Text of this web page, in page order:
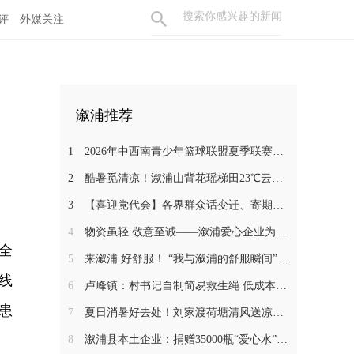
外媒关注
溆浦推荐
1 2026年中西南青少年篮球联盟夏季联赛在溆浦开幕
2 酷暑觅清凉！溆浦山背花瑶梯田23℃云海秘境引客来
3 【喜迎党代会】各界群众话变迁、寄期盼 静待溆浦发展新蓝图
4 物资虽轻 敬意至诚——溆浦爱心企业为环卫工人送去夏日清凉
5 来溆浦 好舒服！ “我与溆浦的舒服瞬间”文旅短视频大赛开始啦 快来报名吧~
6 卢峰镇：村书记自制简易救生绳 低成本筑牢防溺水安全防线
7 夏日消暑好去处！刘家渡荷塘清风送凉引客来
8 溆浦县本土企业：捐赠35000瓶“爱心水”跨越900公里星夜驰援广西受灾地区